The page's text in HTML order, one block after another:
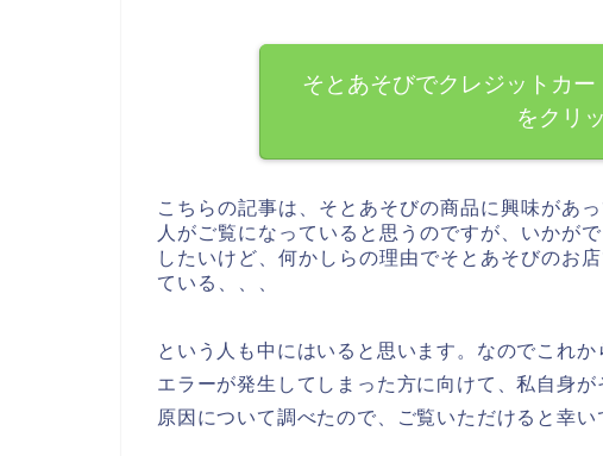
そとあそびでクレジットカ
をクリ
こちらの記事は、そとあそびの商品に興味があ
人がご覧になっていると思うのですが、いかが
したいけど、何かしらの理由でそとあそびのお
ている、、、
という人も中にはいると思います。なのでこれ
エラーが発生してしまった方に向けて、私自身
原因について調べたので、ご覧いただけると幸い